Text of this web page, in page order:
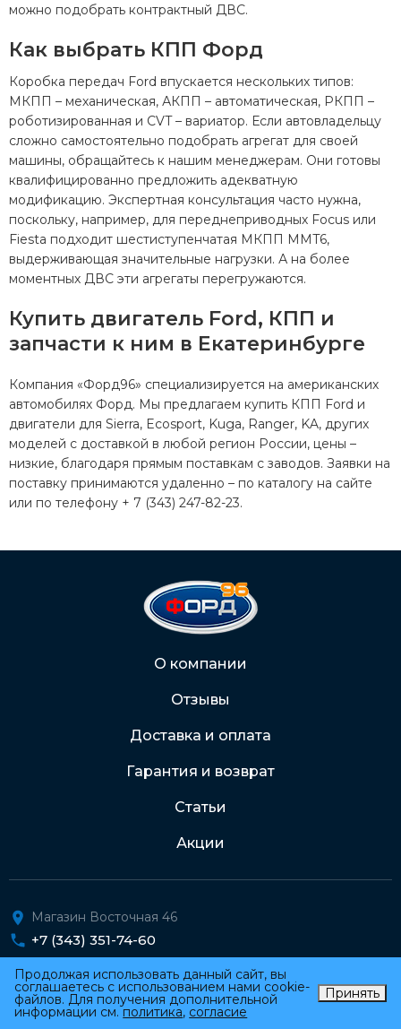
Каталог Автосервис Профиль
можно подобрать контрактный ДВС.
Как выбрать КПП Форд
Коробка передач Ford впускается нескольких типов:
МКПП – механическая, АКПП – автоматическая, РКПП –
роботизированная и CVT – вариатор. Если автовладельцу
сложно самостоятельно подобрать агрегат для своей
машины, обращайтесь к нашим менеджерам. Они готовы
квалифицированно предложить адекватную
модификацию. Экспертная консультация часто нужна,
поскольку, например, для переднеприводных Focus или
Fiesta подходит шестиступенчатая МКПП MMT6,
выдерживающая значительные нагрузки. А на более
моментных ДВС эти агрегаты перегружаются.
Купить двигатель Ford, КПП и
запчасти к ним в Екатеринбурге
Компания «Форд96» специализируется на американских
автомобилях Форд. Мы предлагаем купить КПП Ford и
двигатели для Sierra, Ecosport, Kuga, Ranger, KA, других
моделей с доставкой в любой регион России, цены –
низкие, благодаря прямым поставкам с заводов. Заявки на
поставку принимаются удаленно – по каталогу на сайте
или по телефону + 7 (343) 247-82-23.
О компании
Отзывы
Доставка и оплата
Гарантия и возврат
Статьи
Акции
Магазин Восточная 46
+7 (343) 351-74-60
Магазин Репина 107
+7 (343) 288-70-23
Продолжая использовать данный сайт, вы
соглашаетесь с использованием нами cookie-
файлов. Для получения дополнительной
информации см.политика, согласие
Принять